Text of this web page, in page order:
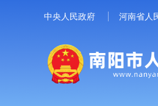
中央人民政府 河南省人